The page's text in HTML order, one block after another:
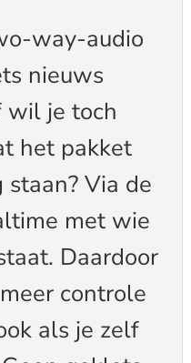
way-audio
nieuws
wil je toch
het pakket
Via de
met wie
Daardoor
controle
als je zelf